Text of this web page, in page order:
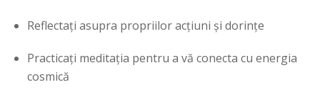
Reflectați asupra propriilor acțiuni și dorințe
Practicați meditația pentru a vă conecta cu energia
cosmică